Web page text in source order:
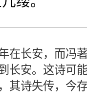
在长安，而冯
长安。这诗可
其诗失传，今